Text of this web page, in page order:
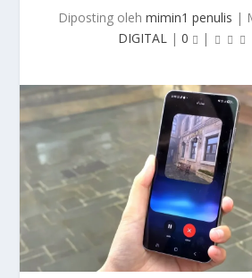
Diposting oleh mimin1 penulis |
DIGITAL | 0 |